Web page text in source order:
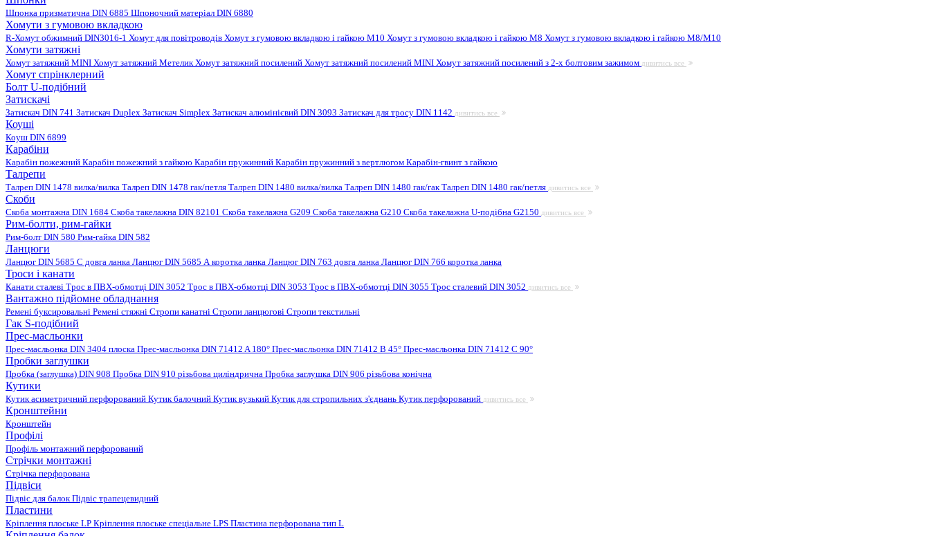
Шпонка призматична DIN 6885 Шпоночний матеріал DIN 6880
Хомути з гумовою вкладкою
R-Хомут обжимний DIN3016-1 Хомут для повітроводів Хомут з гумовою вкладкою і гайкою M10 Хомут з гумовою вкладкою і гайкою M8 Хомут з гумовою вкладкою і гайкою М8/M10
Хомути затяжні
Хомут затяжний MINI Хомут затяжний МетеликХомут затяжний посилений Хомут затяжний посилений MINI Хомут затяжний посилений з 2-х болтовим зажимом дивитись все
Хомут спрінклерний
Болт U-подібний
Затискачі
Затискач DIN 741 Затискач Duplex Затискач Simplex Затискач алюмінієвий DIN 3093 Затискач для тросу DIN 1142 дивитись все
Коуші
Коуш DIN 6899
Карабіни
Карабін пожежний Карабін пожежний з гайкою Карабін пружинний Карабін пружинний з вертлюгом Карабін-гвинт з гайкою
Талрепи
Талреп DIN 1478 вилка/вилка Талреп DIN 1478 гак/петля Талреп DIN 1480 вилка/вилка Талреп DIN 1480 гак/гакТалреп DIN 1480 гак/петля дивитись все
Скоби
Скоба монтажна DIN 1684 Скоба такелажна DIN 82101 Скоба такелажна G209 Скоба такелажна G210 Скоба такелажна U-подібна G2150 дивитись все
Рим-болти, рим-гайки
Рим-болт DIN 580 Рим-гайка DIN 582
Ланцюги
Ланцюг DIN 5685 C довга ланка Ланцюг DIN 5685 А коротка ланка Ланцюг DIN 763 довга ланка Ланцюг DIN 766 коротка ланка
Троси і канати
Канати сталеві Трос в ПВХ-обмотці DIN 3052 Трос в ПВХ-обмотці DIN 3053 Трос в ПВХ-обмотці DIN 3055 Трос сталевий DIN 3052 дивитись все
Вантажно підйомне обладнання
Ремені буксировальні Ремені стяжні Стропи канатні Стропи ланцюгові Стропи текстильні
Гак S-подібний
Прес-масльонки
Прес-масльонка DIN 3404 плоска Прес-масльонка DIN 71412 A 180° Прес-масльонка DIN 71412 B 45° Прес-масльонка DIN 71412 C 90°
Пробки заглушки
Пробка (заглушка) DIN 908 Пробка DIN 910 різьбова циліндрична Пробка заглушка DIN 906 різьбова конічна
Кутики
Кутик асиметричний перфорований Кутик балочний Кутик вузький Кутик для стропильних з'єднань Кутик перфорований дивитись все
Кронштейни
Кронштейн
Профілі
Профіль монтажний перфорований
Стрічки монтажні
Стрічка перфорована
Підвіси
Підвіс для балокПідвіс трапецевидний
Пластини
Кріплення плоське LP Кріплення плоське спеціальне LPS Пластина перфорована тип L